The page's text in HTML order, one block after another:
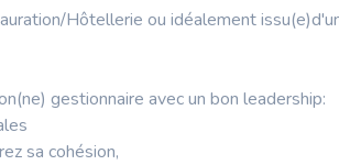
Hôtellerie ou idéalement
gestionnaire avec un bon leadership:
sa cohésion,